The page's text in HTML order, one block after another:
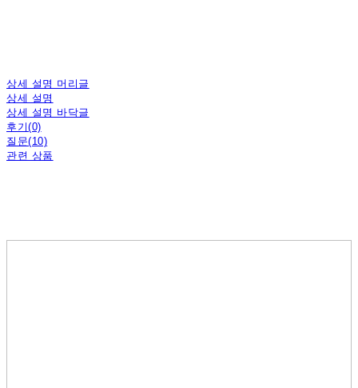
상세 설명 머리글
상세 설명
상세 설명 바닥글
후기(0)
질문(10)
관련 상품